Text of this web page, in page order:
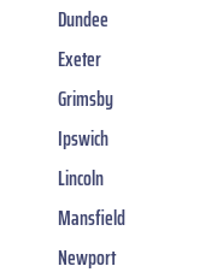
Dundee
Exeter
Grimsby
Ipswich
Lincoln
Mansfield
Newport